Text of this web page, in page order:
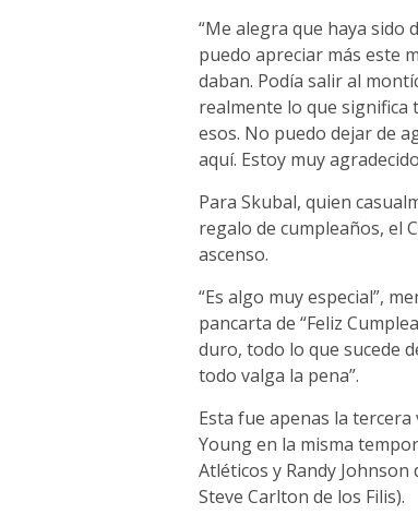
“Me alegra que haya sido
puedo apreciar más este
daban. Podía salir al
realmente lo que significa
esos. No puedo dejar de
aquí. Estoy muy
Para Skubal, quien
regalo de cumpleaños, el
ascenso.
“Es algo muy especial”,
pancarta de “Feliz
duro, todo lo que sucede
todo valga la pena”.
Esta fue apenas la
Young en la misma
Atléticos y Randy Johnson
Steve Carlton de los Filis).